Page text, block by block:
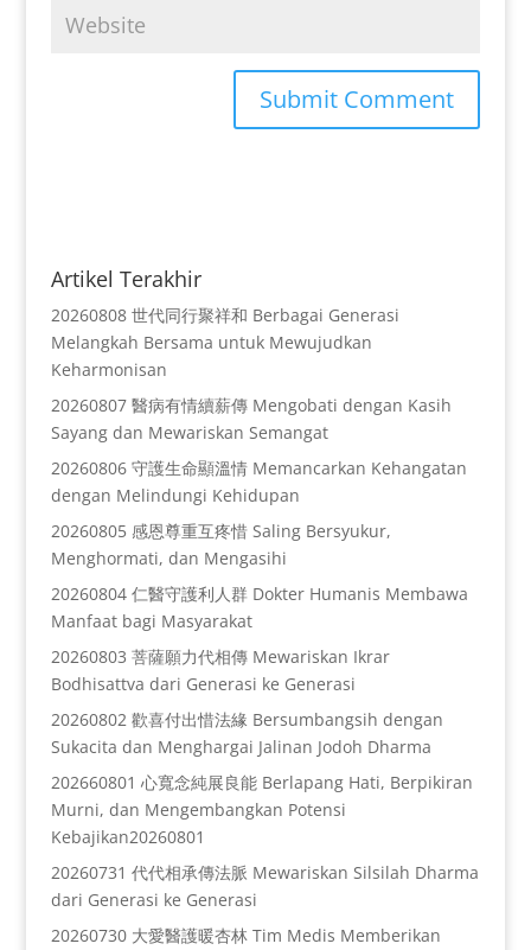
Artikel Terakhir
20260808 世代同行聚祥和 Berbagai Generasi
Melangkah Bersama untuk Mewujudkan
Keharmonisan
20260807 醫病有情續薪傳 Mengobati dengan Kasih
Sayang dan Mewariskan Semangat
20260806 守護生命顯溫情 Memancarkan Kehangatan
dengan Melindungi Kehidupan
20260805 感恩尊重互疼惜 Saling Bersyukur,
Menghormati, dan Mengasihi
20260804 仁醫守護利人群 Dokter Humanis Membawa
Manfaat bagi Masyarakat
20260803 菩薩願力代相傳 Mewariskan Ikrar
Bodhisattva dari Generasi ke Generasi
20260802 歡喜付出惜法緣 Bersumbangsih dengan
Sukacita dan Menghargai Jalinan Jodoh Dharma
202660801 心寬念純展良能 Berlapang Hati, Berpikiran
Murni, dan Mengembangkan Potensi
Kebajikan20260801
20260731 代代相承傳法脈 Mewariskan Silsilah Dharma
dari Generasi ke Generasi
20260730 大愛醫護暖杏林 Tim Medis Memberikan